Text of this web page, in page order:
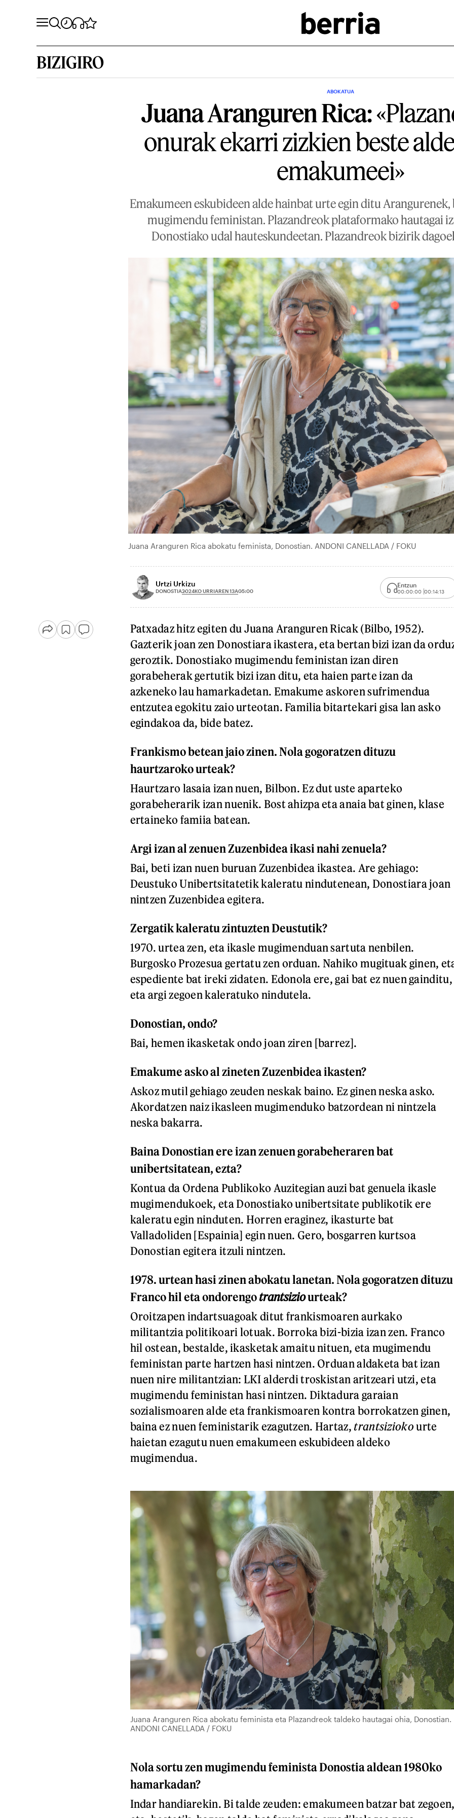
BIZIGIRO
ABOKATUA
Juana Aranguren Rica:
onurak ekarri zizkien beste
emakumeei»
Emakumeen eskubideen alde hainbat urte egin ditu Arangurenek,
mugimendu feministan. Plazandreok plataformako hautagai
Donostiako udal hauteskundeetan. Plazandreok bizirik
Juana Aranguren Rica abokatu feminista, Donostian. ANDONI CANELLADA / FOKU
Urtzi Urkizu
DONOSTIA2024KO URRIAREN 13A05:00
Entzun
00:00:00 00:14:13
Patxadaz hitz egiten du Juana Aranguren Ricak (Bilbo, 1952).
Gazterik joan zen Donostiara ikastera, eta bertan bizi izan da
geroztik. Donostiako mugimendu feministan izan diren
gorabeherak gertutik bizi izan ditu, eta haien parte izan da
azkeneko lau hamarkadetan. Emakume askoren sufrimendua
entzutea egokitu zaio urteotan. Familia bitartekari gisa lan asko
egindakoa da, bide batez.
Frankismo betean jaio zinen. Nola gogoratzen dituzu
haurtzaroko urteak?
Haurtzaro lasaia izan nuen, Bilbon. Ez dut uste aparteko
gorabeherarik izan nuenik. Bost ahizpa eta anaia bat ginen, klase
ertaineko famiia batean.
Argi izan al zenuen Zuzenbidea ikasi nahi zenuela?
Bai, beti izan nuen buruan Zuzenbidea ikastea. Are gehiago:
Deustuko Unibertsitatetik kaleratu nindutenean, Donostiara joan
nintzen Zuzenbidea egitera.
Zergatik kaleratu zintuzten Deustutik?
1970. urtea zen, eta ikasle mugimenduan sartuta nenbilen.
Burgosko Prozesua gertatu zen orduan. Nahiko mugituak ginen,
espediente bat ireki zidaten. Edonola ere, gai bat ez nuen gainditu,
eta argi zegoen kaleratuko nindutela.
Donostian, ondo?
Bai, hemen ikasketak ondo joan ziren [barrez].
Emakume asko al zineten Zuzenbidea ikasten?
Askoz mutil gehiago zeuden neskak baino. Ez ginen neska asko.
Akordatzen naiz ikasleen mugimenduko batzordean ni nintzela
neska bakarra.
Baina Donostian ere izan zenuen gorabeheraren bat
unibertsitatean, ezta?
Kontua da Ordena Publikoko Auzitegian auzi bat genuela ikasle
mugimendukoek, eta Donostiako unibertsitate publikotik ere
kaleratu egin ninduten. Horren eraginez, ikasturte bat
Valladoliden [Espainia] egin nuen. Gero, bosgarren kurtsoa
Donostian egitera itzuli nintzen.
1978. urtean hasi zinen abokatu lanetan. Nola gogoratzen dituzu
Franco hil eta ondorengotrantsiziourteak?
Oroitzapen indartsuagoak ditut frankismoaren aurkako
militantzia politikoari lotuak. Borroka bizi-bizia izan zen. Franco
hil ostean, bestalde, ikasketak amaitu nituen, eta mugimendu
feministan parte hartzen hasi nintzen. Orduan aldaketa bat izan
nuen nire militantzian: LKI alderdi troskistan aritzeari utzi, eta
mugimendu feministan hasi nintzen. Diktadura garaian
sozialismoaren alde eta frankismoaren kontra borrokatzen ginen,
baina ez nuen feministarik ezagutzen. Hartaz, trantsizioko urte
haietan ezagutu nuen emakumeen eskubideen aldeko
mugimendua.
Juana Aranguren Rica abokatu feminista eta Plazandreok taldeko hautagai ohia, Donostian.
ANDONI CANELLADA / FOKU
Nola sortu zen mugimendu feminista Donostia aldean 1980ko
hamarkadan?
Indar handiarekin. Bi talde zeuden: emakumeen batzar bat